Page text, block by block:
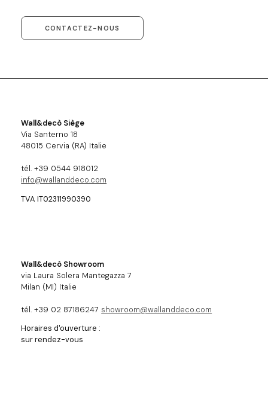
CONTACTEZ-NOUS
Wall&decò Siège
Via Santerno 18
48015 Cervia (RA) Italie
tél. +39 0544 918012
info@wallanddeco.com
TVA IT02311990390
Wall&decò Showroom
via Laura Solera Mantegazza 7
Milan (MI) Italie
tél. +39 02 87186247 showroom@wallanddeco.com
Horaires d'ouverture :
sur rendez-vous